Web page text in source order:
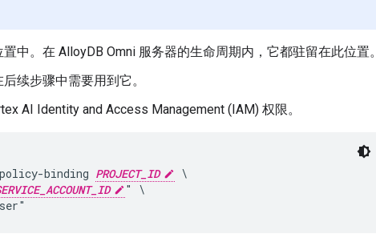
中。在 AlloyDB Omni 服务器的生命周期内，它都驻留在此位置。
续步骤中需要用到它。
AI Identity and Access Management (IAM) 权限。
binding PROJECT_ID
\
" \